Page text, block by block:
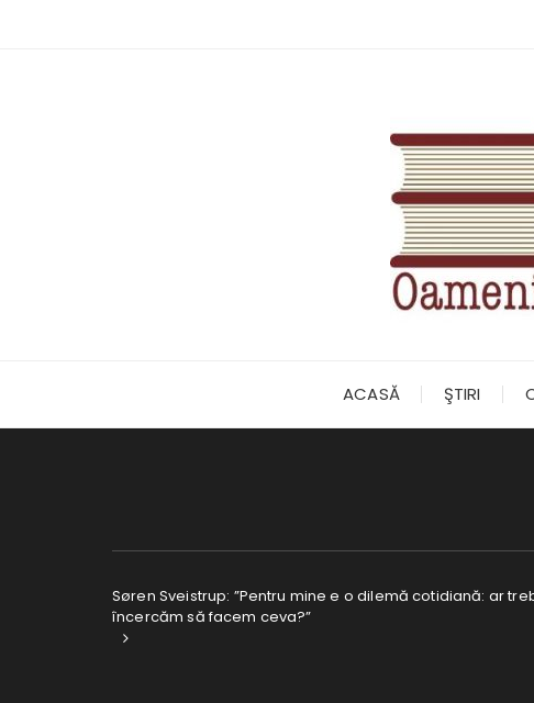
ACASĂ ŞTIRI
Søren Sveistrup: ”Pentru mine e o dilemă cotidiană: ar
încercăm să facem ceva?”